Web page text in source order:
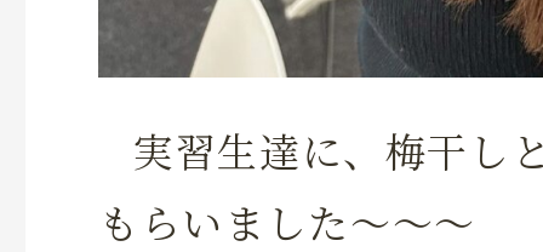
実習生達に、梅干し
もらいました～～～